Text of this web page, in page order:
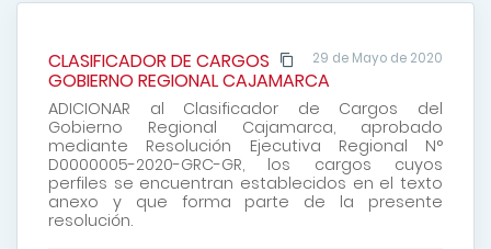
29 de Mayo de 2020
CLASIFICADOR DE CARGOS
GOBIERNO REGIONAL CAJAMARCA
ADICIONAR al Clasificador de Cargos del
Gobierno Regional Cajamarca, aprobado
mediante Resolución Ejecutiva Regional N°
D0000005-2020-GRC-GR, los cargos cuyos
perfiles se encuentran establecidos en el texto
anexo y que forma parte de la presente
resolución.